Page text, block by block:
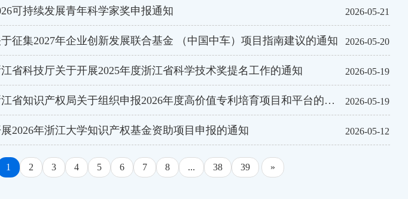
2026-05-21
可持续发展青年科学家奖申报通知
2026-05-20
征集2027年企业创新发展联合基金 （中国中车）项目指南建议的通知
2026-05-19
省科技厅关于开展2025年度浙江省科学技术奖提名工作的通知
2026-05-19
省知识产权局关于组织申报2026年度高价值专利培育项目和平台的通知
2026-05-12
2026年浙江大学知识产权基金资助项目申报的通知
1 2 3 4 5 6 7 8 ... 38 39 »